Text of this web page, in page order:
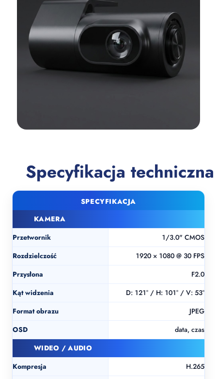
Specyfikacja techniczna
SPECYFIKACJA
KAMERA
Przetwornik
1/3.0" CMOS
Rozdzielczość
1920 × 1080 @ 30 FPS
Przysłona
F2.0
Kąt widzenia
D: 121° / H: 101° / V: 53°
Format obrazu
JPEG
OSD
data, czas
WIDEO / AUDIO
Kompresja
H.265